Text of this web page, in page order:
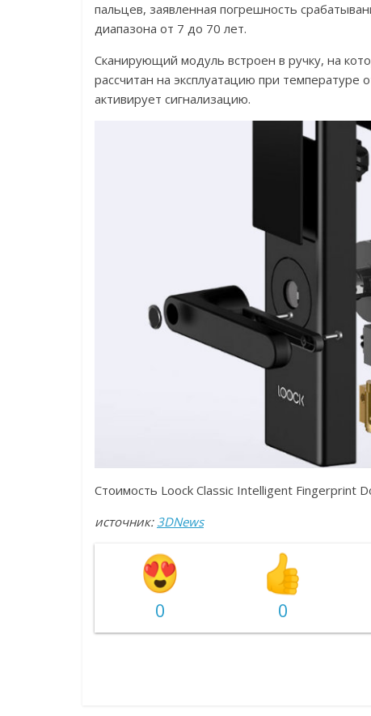
пальцев, заявленная погрешность
диапазона от 7 до 70 лет.
Сканирующий модуль встроен в ручку, на
рассчитан на эксплуатацию при температуре
активирует сигнализацию.
Стоимость Loock Classic Intelligent Fingerprint
источник: 3DNews
0 0